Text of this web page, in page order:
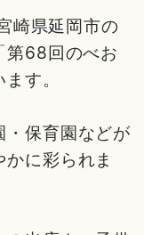
崎県延岡市の
第68回のべお
す。
保育園などが
に彩られま